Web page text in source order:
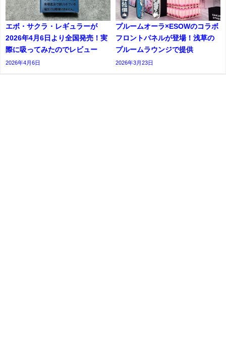
エボ・サクラ・レギュラーが
2026年4月6日より全国発売！実
際に吸ってみたのでレビュー
2026年4月6日
プルームオーラ×ESOWのコラボ
フロントパネルが登場！浅草の
プルームラウンジで提供
2026年3月23日